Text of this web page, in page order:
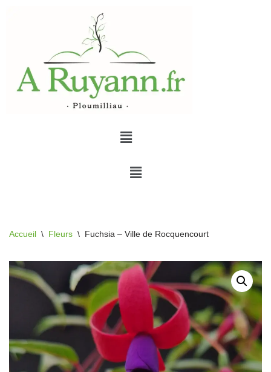
Accueil \ Fleurs \ Fuchsia – Ville de Rocquencourt